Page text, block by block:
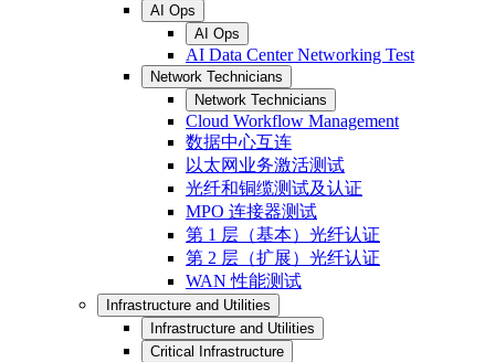
AI Ops
AI Ops
AI Data Center Networking Test
Network Technicians
Network Technicians
Cloud Workflow Management
数据中心互连
以太网业务激活测试
光纤和铜缆测试及认证
MPO 连接器测试
第 1 层（基本）光纤认证
第 2 层（扩展）光纤认证
WAN 性能测试
Infrastructure and Utilities
Infrastructure and Utilities
Critical Infrastructure